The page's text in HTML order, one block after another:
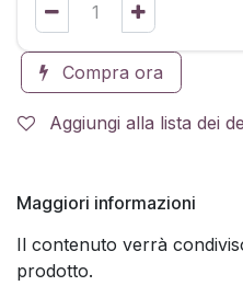
Compra ora
Aggiungi alla lista dei
Maggiori informazioni
Il contenuto verrà
prodotto.